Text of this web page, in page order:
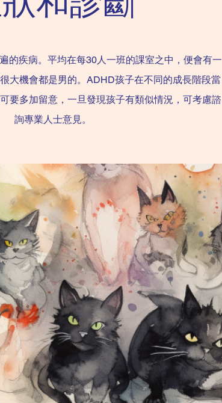
的疾病。平均在每30人一班的課室之中，便會有一
大機會都是男的。ADHD孩子在不同的成長階段當
要多加留意，一旦發現孩子有類似情況，可考慮諮
詢專業人士意見。